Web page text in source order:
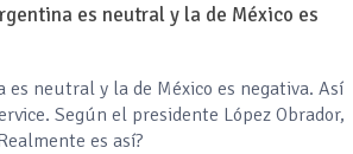
es neutral y la de México es
neutral y la de México es negativa. Así
Según el presidente López Obrador,
es así?